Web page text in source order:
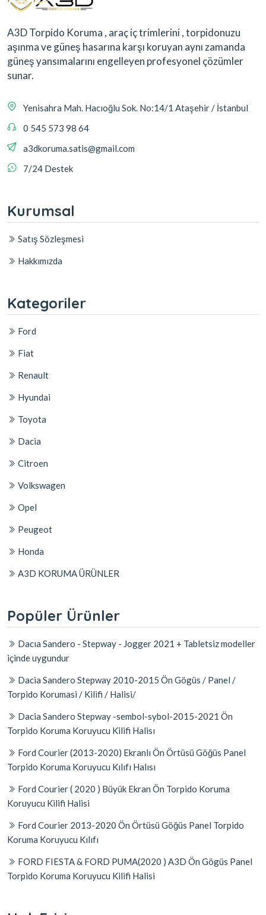
A3D Torpido Koruma , araç iç trimlerini , torpidonuzu
aşınma ve güneş hasarına karşı koruyan aynı zamanda
güneş yansımalarını engelleyen profesyonel çözümler
sunar.
Yenisahra Mah. Hacıoğlu Sok. No:14/1 Ataşehir / İstanbul
0 545 573 98 64
a3dkoruma.satis@gmail.com
7/24 Destek
Kurumsal
Satış Sözleşmesi
Hakkımızda
Kategoriler
Ford
Fiat
Renault
Hyundai
Toyota
Dacia
Citroen
Volkswagen
Opel
Peugeot
Honda
A3D KORUMA ÜRÜNLER
Popüler Ürünler
Dacıa Sandero - Stepway - Jogger 2021 + Tabletsiz modeller
içinde uygundur
Dacia Sandero Stepway 2010-2015 Ön Gögüs / Panel /
Torpido Korumasi / Kilifi / Halisi/
Dacia Sandero Stepway -sembol-sybol-2015-2021 Ön
Torpido Koruma Koruyucu Kilifi Halisı
Ford Courier (2013-2020) Ekranlı Ön Örtüsü Göğüs Panel
Torpido Koruma Koruyucu Kılıfı Halısı
Ford Courier ( 2020 ) Büyük Ekran Ön Torpido Koruma
Koruyucu Kilifi Halisi
Ford Courier 2013-2020 Ön Örtüsü Göğüs Panel Torpido
Koruma Koruyucu Kılıfı
FORD FIESTA & FORD PUMA(2020 ) A3D Ön Gögüs Panel
Torpido Koruma Koruyucu Kilifi Halisi